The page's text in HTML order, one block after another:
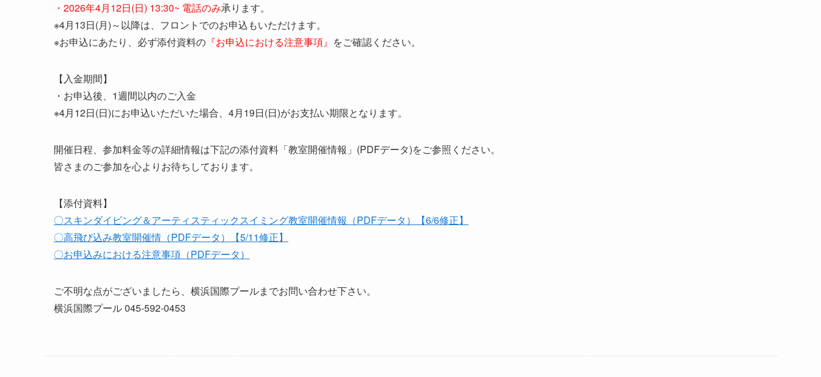
・2026年4月12日(日) 13:30~ 電話のみ承ります。
※4月13日(月)～以降は、フロントでのお申込もいただけます。
※お申込にあたり、必ず添付資料の 『お申込における注意事項』 をご確認ください。
【入金期間】
・お申込後、1週間以内のご入金
※4月12日(日)にお申込いただいた場合、4月19日(日)がお支払い期限となります。
開催日程、参加料金等の詳細情報は下記の添付資料「教室開催情報」(PDFデータ)をご参照ください。
皆さまのご参加を心よりお待ちしております。
【添付資料】
〇スキンダイビング＆アーティスティックスイミング教室開催情報（PDFデータ）【6/6修正】
〇高飛び込み教室開催情（PDFデータ）【5/11修正】
〇お申込みにおける注意事項（PDFデータ）
ご不明な点がございましたら、横浜国際プールまでお問い合わせ下さい。
横浜国際プール 045-592-0453